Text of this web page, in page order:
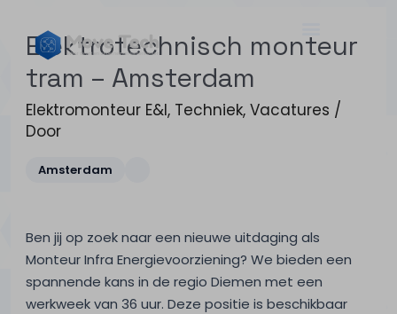
Elektrotechnisch monteur
tram – Amsterdam
Elektromonteur E&I, Techniek,Vacatures /
Door
Amsterdam
Ben jij op zoek naar een nieuwe uitdaging als
Monteur Infra Energievoorziening? We bieden een
spannende kans in de regio Diemen met een
werkweek van 36 uur. Deze positie is beschikbaar